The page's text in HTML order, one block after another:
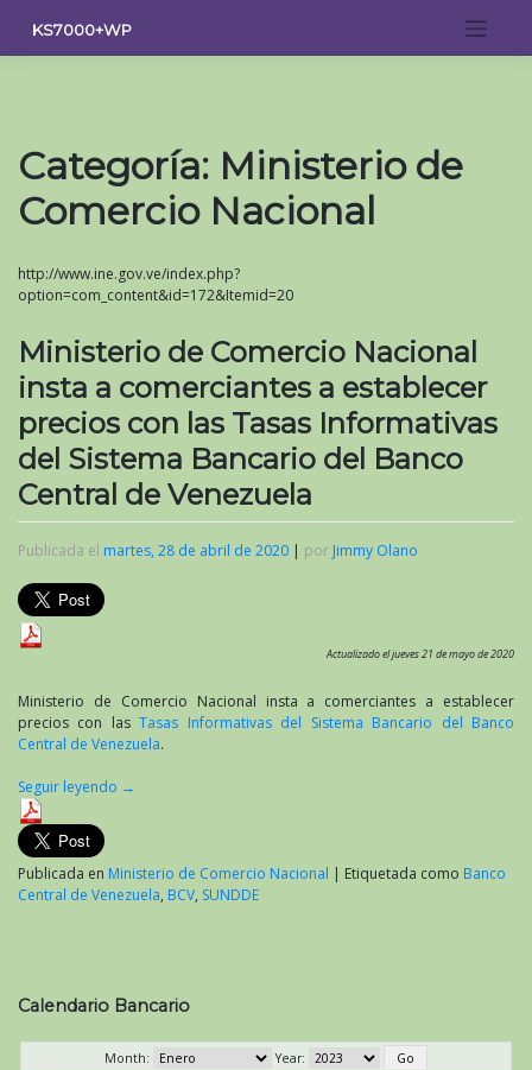
contenido
KS7000+WP
Categoría: Ministerio de
Comercio Nacional
http://www.ine.gov.ve/index.php?
option=com_content&id=172&Itemid=20
Ministerio de Comercio Nacional
insta a comerciantes a establecer
precios con las Tasas Informativas
del Sistema Bancario del Banco
Central de Venezuela
Publicada el martes, 28 de abril de 2020 | por Jimmy Olano
Actualizado el jueves 21 de mayo de 2020
Ministerio de Comercio Nacional insta a comerciantes a establecer
precios con lasTasas Informativas del Sistema Bancario del Banco
Central de Venezuela.
Seguir leyendo →
Publicada en Ministerio de Comercio Nacional | Etiquetada como Banco
Central de Venezuela, BCV, SUNDDE
Calendario Bancario
Month:
Year: